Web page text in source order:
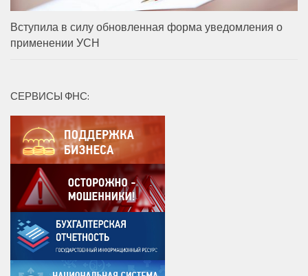
Вступила в силу обновленная форма уведомления о
применении УСН
СЕРВИСЫ ФНС: